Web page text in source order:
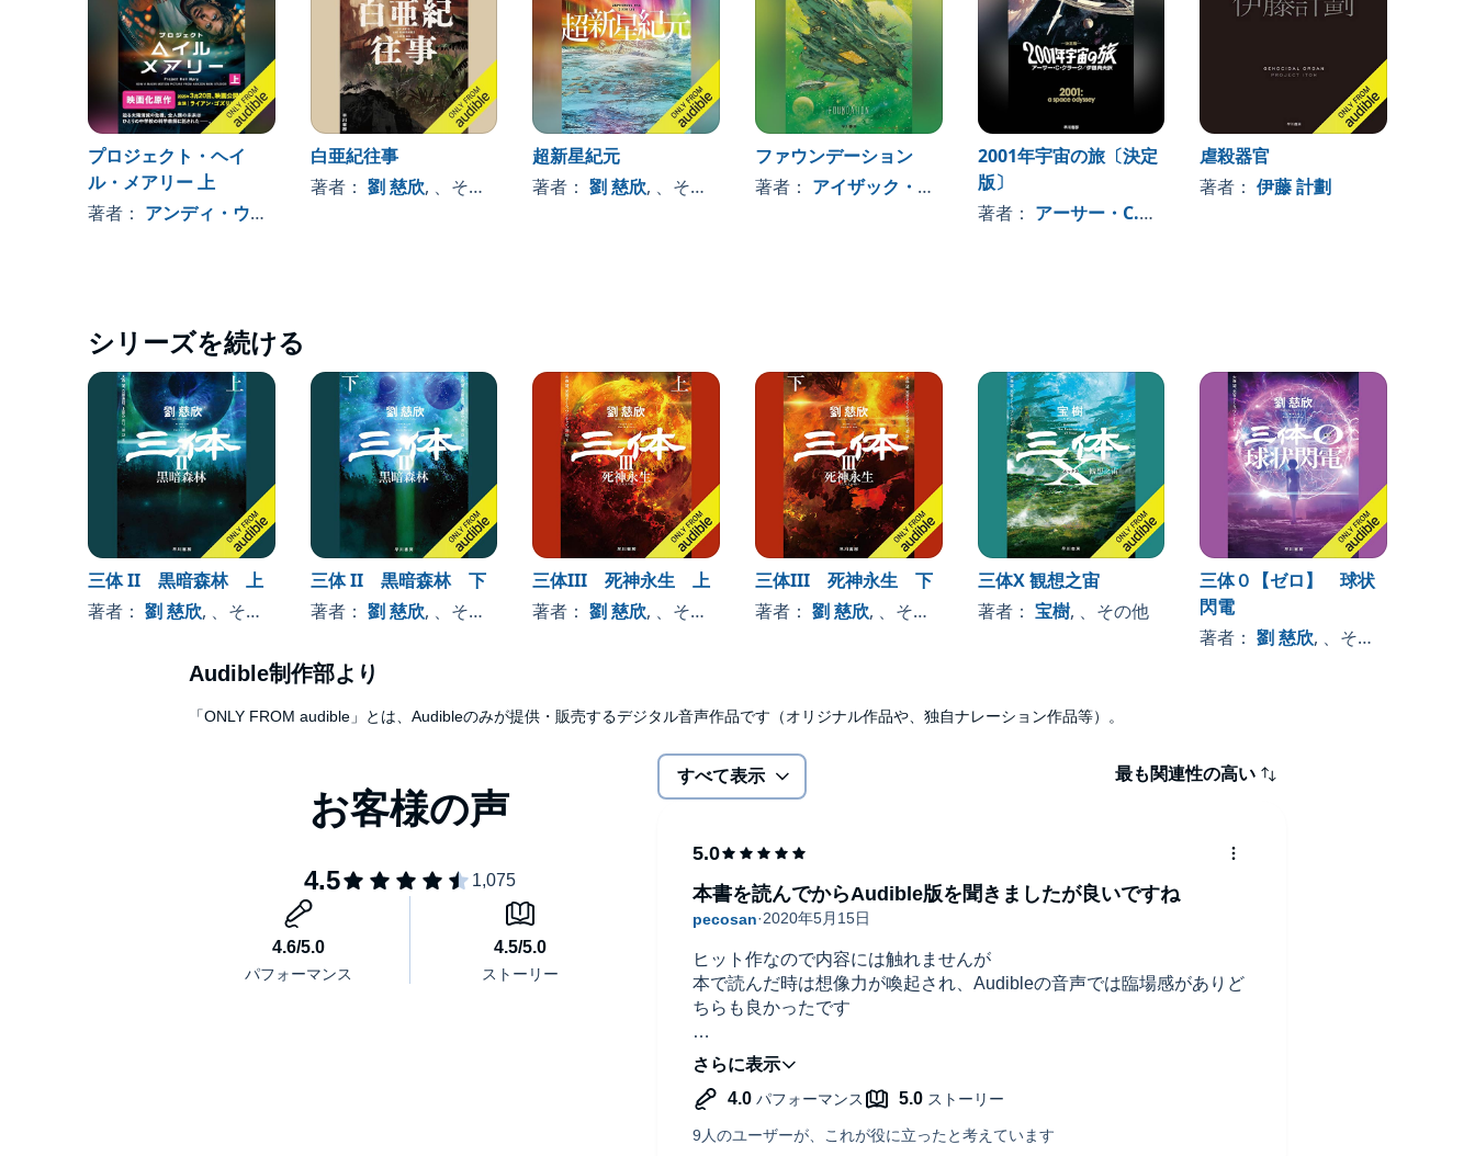
プロジェクト・ヘイ
ル・メアリー 上
著者： アンディ・ウィアー
白亜紀往事
著者： 劉 慈欣, 、その他
超新星紀元
著者：劉 慈欣, 、その他
ファウンデーション
著者： アイザック・アシモフ , 、その他
2001年宇宙の旅〔決定
版〕
著者： アーサー・C.クラーク
虐殺器官
著者：伊藤 計劃
シリーズを続ける
三体 II 黒暗森林 上
著者： 劉 慈欣, 、その他
三体 II 黒暗森林 下
著者： 劉 慈欣, 、その他
三体III 死神永生 上
著者：劉 慈欣, 、その他
三体III 死神永生 下
著者： 劉 慈欣, 、その他
三体X 観想之宙
著者： 宝樹, 、その他
三体０【ゼロ】 球状
閃電
著者：劉 慈欣, 、その他
Audible制作部より
「ONLY FROM audible」とは、Audibleのみが提供・販売するデジタル音声作品です（オリジナル作品や、独自ナレーション作品等）。
すべて表示 最も関連性の高い
ヒット作なので内容には触れませんが
本で読んだ時は想像力が喚起され、Audibleの音声では臨場感がありど
ちらも良かったです
ただ、女性の登場人物も多い物語なので女性キャラの声は分けて欲し
かったなと思いました
本書を読んでからAudible版を聞きましたが良いですね